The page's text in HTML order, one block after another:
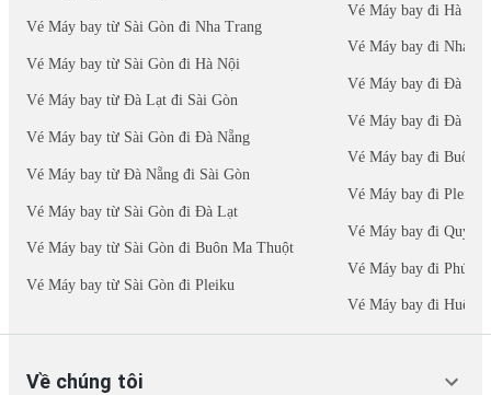
Vé Máy bay từ Sài Gòn đi Nha Trang
Vé Máy bay từ Sài Gòn đi Hà Nội
Vé Máy bay từ Đà Lạt đi Sài Gòn
Vé Máy bay từ Sài Gòn đi Đà Nẵng
Vé Máy bay từ Đà Nẵng đi Sài Gòn
Vé Máy bay từ Sài Gòn đi Đà Lạt
Vé Máy bay từ Sài Gòn đi Buôn Ma Thuột
Vé Máy bay từ Sài Gòn đi Pleiku
Vé Máy bay đi Hà Nội
Vé Máy bay đi Nha
Vé Máy bay đi Đà
Vé Máy bay đi Đà Lạt
Vé Máy bay đi Buôn
Vé Máy bay đi Pleiku
Vé Máy bay đi Quy
Vé Máy bay đi Phú
Vé Máy bay đi Huế
Về chúng tôi